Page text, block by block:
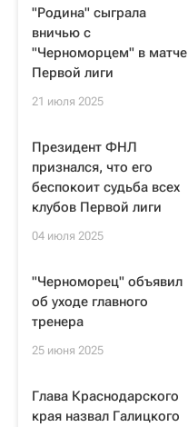
"Родина" сыграла
вничью с
"Черноморцем" в матче
Первой лиги
21 июля 2025
Президент ФНЛ
признался, что его
беспокоит судьба всех
клубов Первой лиги
04 июля 2025
"Черноморец" объявил
об уходе главного
тренера
25 июня 2025
Глава Краснодарского
края назвал Галицкого